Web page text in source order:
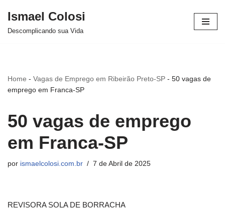
Avançar
Ismael Colosi
Descomplicando sua Vida
Home - Vagas de Emprego em Ribeirão Preto-SP - 50 vagas de
emprego em Franca-SP
50 vagas de emprego
em Franca-SP
por ismaelcolosi.com.br 7 de Abril de 2025
REVISORA SOLA DE BORRACHA